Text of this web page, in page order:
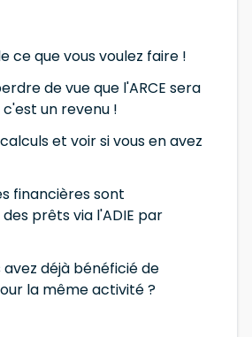
ce que vous voulez faire !
de vue que l'ARCE sera
un revenu !
et voir si vous en avez
financières sont
prêts via l'ADIE par
avez déjà bénéficié de
la même activité ?